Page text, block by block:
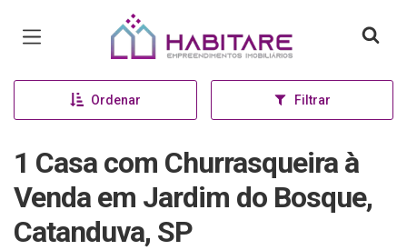
Página inicial
Ordenar Filtrar
1 Casa com Churrasqueira à
Venda em Jardim do Bosque,
Catanduva, SP